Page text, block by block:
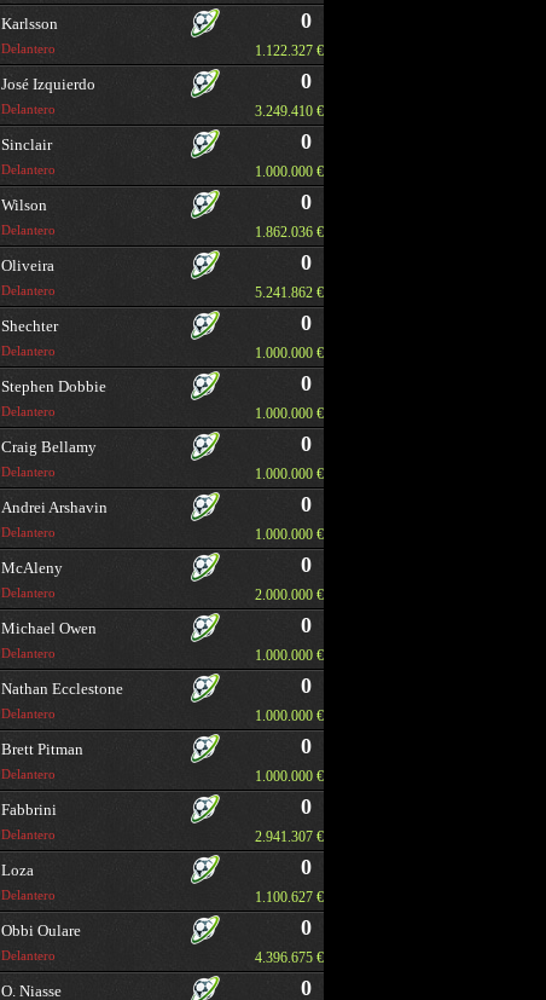
Karlsson
Delantero
0
1.122.327 €
José Izquierdo
Delantero
0
3.249.410 €
Sinclair
Delantero
0
1.000.000 €
Wilson
Delantero
0
1.862.036 €
Oliveira
Delantero
0
5.241.862 €
Shechter
Delantero
0
1.000.000 €
Stephen Dobbie
Delantero
0
1.000.000 €
Craig Bellamy
Delantero
0
1.000.000 €
Andrei Arshavin
Delantero
0
1.000.000 €
McAleny
Delantero
0
2.000.000 €
Michael Owen
Delantero
0
1.000.000 €
Nathan Ecclestone
Delantero
0
1.000.000 €
Brett Pitman
Delantero
0
1.000.000 €
Fabbrini
Delantero
0
2.941.307 €
Loza
Delantero
0
1.100.627 €
Obbi Oulare
Delantero
0
4.396.675 €
O. Niasse 0